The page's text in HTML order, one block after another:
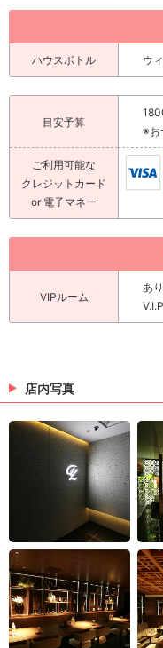
ハウスボトル ウ
目安予算
※お
ご利用可能な
クレジットカード
or 電子マネー
VIPルーム
あり
店内写真